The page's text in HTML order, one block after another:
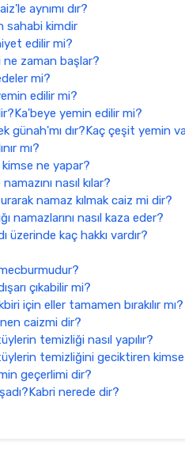
aynımı dır?
sahabi kimdir
edilir mi?
ne zaman başlar?
mi?
edilir mi?
yemin edilir mi?
günah'mı dır?Kaç çeşit yemin
mı?
ne yapar?
nasıl kılar?
namaz kılmak caiz mi dir?
namazlarını nasıl kaza eder?
üzerinde kaç hakkı vardır?
çıkabilir mi?
için eller tamamen bırakılır mı?
caizmi dir?
temizliği nasıl yapılır?
temizliğini geciktiren kimse
geçerlimi dir?
nerede dir?